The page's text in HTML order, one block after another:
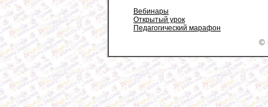
Вебинары
Открытый урок
Педагогический марафон
©